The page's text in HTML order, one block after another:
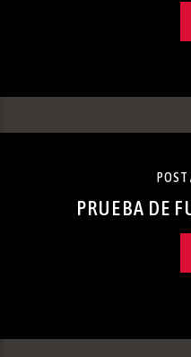
POST
PRUEBA DE